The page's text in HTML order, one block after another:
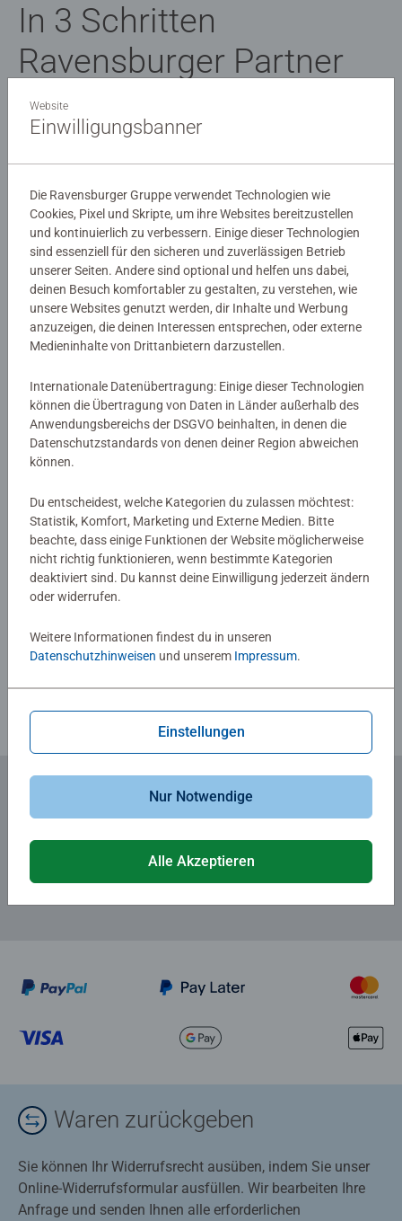
In 3 Schritten
Ravensburger Partner
werden
und lassen Sie sich freischalten.
Bedienen Sie sich an unseren vielfältigen
Werbemitteln und binden Sie diese auf Ihrer Website
Werden über diese Werbemittel Verkäufe im
Ravensburger Online Shop generiert, erhalten Sie eine
lukrative Provision.
Kontakt
Falls Sie Fragen zu unserem Partnerprogramm haben,
schicken Sie eine Email
anaffiliateROS@ravensburger.de
Vorstellung eines Partnerprojektes!
Die wichtigsten Voraussetzungen zur Teilnahme an
unserem Programm:
Sie verfügen über eine Website mit privatem oder
gewerblichem Hintergrund
Ihre Website entspricht den Teilnahmebedingungen
... und 5 € Gutschein sichern!
Waren zurückgeben
Sie können Ihr Widerrufsrecht ausüben, indem Sie unser
Online-Widerrufsformular ausfüllen. Wir bearbeiten Ihre
Anfrage und senden Ihnen alle erforderlichen
Website
Einwilligungsbanner
Die Ravensburger Gruppe verwendet Technologien wie
Cookies, Pixel und Skripte, um ihre Websites bereitzustellen
und kontinuierlich zu verbessern. Einige dieser Technologien
sind essenziell für den sicheren und zuverlässigen Betrieb
unserer Seiten. Andere sind optional und helfen uns dabei,
deinen Besuch komfortabler zu gestalten, zu verstehen, wie
unsere Websites genutzt werden, dir Inhalte und Werbung
anzuzeigen, die deinen Interessen entsprechen, oder externe
Medieninhalte von Drittanbietern darzustellen.
Internationale Datenübertragung: Einige dieser Technologien
können die Übertragung von Daten in Länder außerhalb des
Anwendungsbereichs der DSGVO beinhalten, in denen die
Datenschutzstandards von denen deiner Region abweichen
können.
Du entscheidest, welche Kategorien du zulassen möchtest:
Statistik, Komfort, Marketing und Externe Medien. Bitte
beachte, dass einige Funktionen der Website möglicherweise
nicht richtig funktionieren, wenn bestimmte Kategorien
deaktiviert sind. Du kannst deine Einwilligung jederzeit ändern
oder widerrufen.
Weitere Informationen findest du in unseren
Datenschutzhinweisen und unserem Impressum.
Einstellungen
Nur Notwendige
Alle Akzeptieren